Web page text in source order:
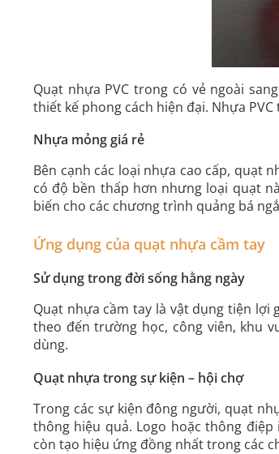
Quạt nhựa PVC trong có vẻ ngoài
thiết kế phong cách hiện đại. Nhựa
Nhựa mỏng giá rẻ
Bên cạnh các loại nhựa cao cấp, quạt
có độ bền thấp hơn nhưng loại quạt
biến cho các chương trình quảng bá
Ứng dụng của quạt nhựa cầm tay
Sử dụng trong đời sống hằng ngày
Quạt nhựa cầm tay là vật dụng tiện
theo đến trường học, công viên, khu
dùng.
Quạt nhựa trong sự kiện – hội chợ
Trong các sự kiện đông người, quạt
thông hiệu quả. Logo hoặc thông
còn tạo hiệu ứng đồng nhất trong các